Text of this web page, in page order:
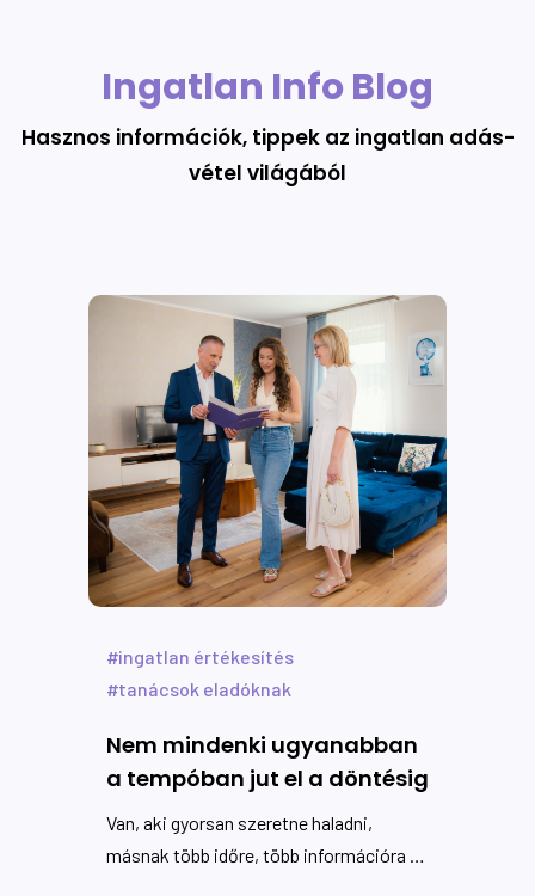
Ingatlan Info Blog
Hasznos információk, tippek az ingatlan adás-
vétel világából
ingatlan értékesítés
tanácsok eladóknak
Nem mindenki ugyanabban
a tempóban jut el a döntésig
Van, aki gyorsan szeretne haladni,
másnak több időre, több információra és